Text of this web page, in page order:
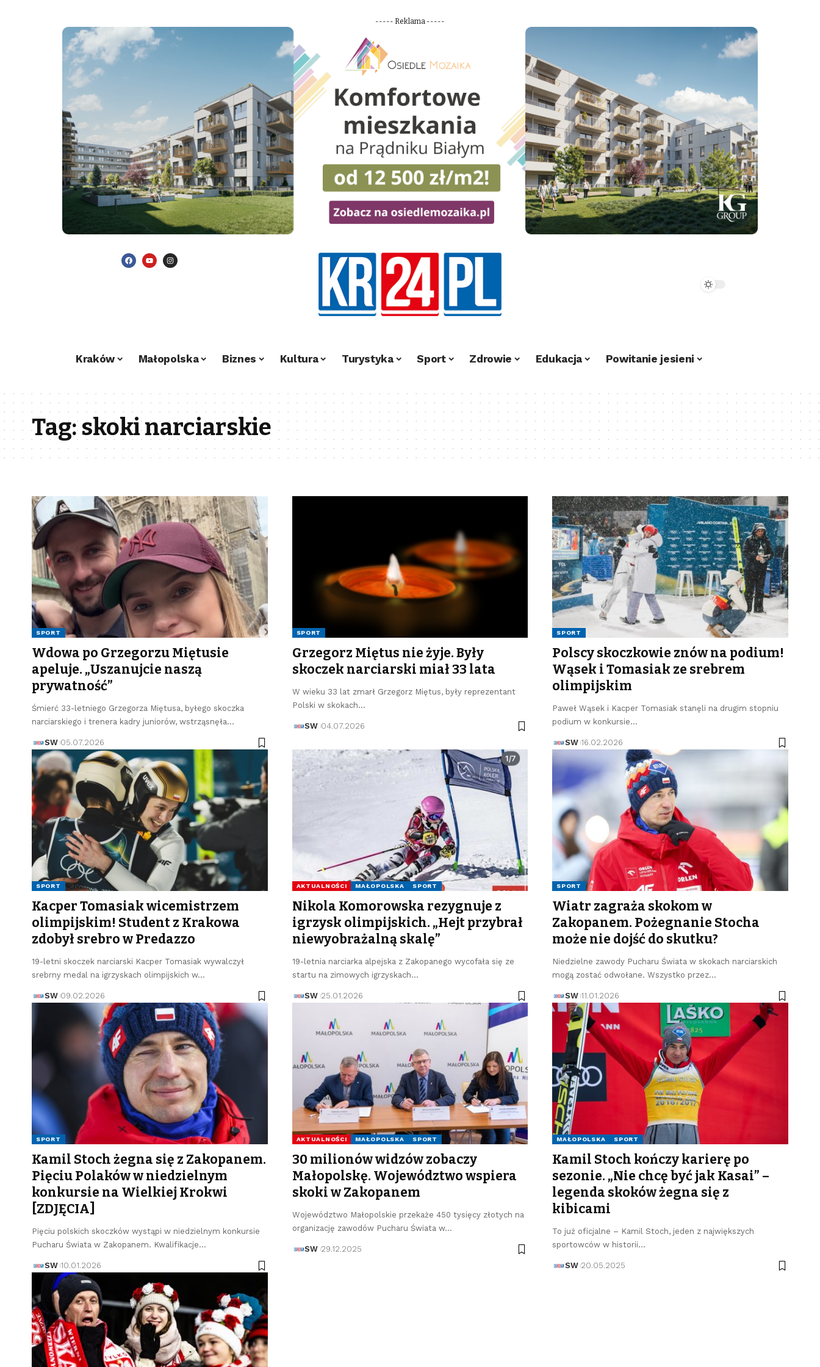
----- Reklama -----
Kraków Małopolska Biznes Kultura Turystyka Sport Zdrowie Edukacja Powitanie jesieni
Tag:skoki narciarskie
SPORT
Wdowa po Grzegorzu Miętusie
apeluje. „Uszanujcie naszą
prywatność”
Śmierć 33-letniego Grzegorza Miętusa, byłego skoczka
narciarskiego i trenera kadry juniorów, wstrząsnęła…
SW 05.07.2026
SPORT
Grzegorz Miętus nie żyje. Były
skoczek narciarski miał 33 lata
W wieku 33 lat zmarł Grzegorz Miętus, były reprezentant
Polski w skokach…
SW 04.07.2026
SPORT
Polscy skoczkowie znów na podium!
Wąsek i Tomasiak ze srebrem
olimpijskim
Paweł Wąsek i Kacper Tomasiak stanęli na drugim stopniu
podium w konkursie…
SW 16.02.2026
SPORT
Kacper Tomasiak wicemistrzem
olimpijskim! Student z Krakowa
zdobył srebro w Predazzo
19-letni skoczek narciarski Kacper Tomasiak wywalczył
srebrny medal na igrzyskach olimpijskich w…
SW 09.02.2026
AKTUALNOŚCI MAŁOPOLSKA SPORT
Nikola Komorowska rezygnuje z
igrzysk olimpijskich. „Hejt przybrał
niewyobrażalną skalę”
19-letnia narciarka alpejska z Zakopanego wycofała się ze
startu na zimowych igrzyskach…
SW 25.01.2026
SPORT
Wiatr zagraża skokom w
Zakopanem. Pożegnanie Stocha
może nie dojść do skutku?
Niedzielne zawody Pucharu Świata w skokach narciarskich
mogą zostać odwołane. Wszystko przez…
SW 11.01.2026
SPORT
Kamil Stoch żegna się z Zakopanem.
Pięciu Polaków w niedzielnym
konkursie na Wielkiej Krokwi
[ZDJĘCIA]
Pięciu polskich skoczków wystąpi w niedzielnym konkursie
Pucharu Świata w Zakopanem. Kwalifikacje…
SW 10.01.2026
AKTUALNOŚCI MAŁOPOLSKA SPORT
30 milionów widzów zobaczy
Małopolskę. Województwo wspiera
skoki w Zakopanem
Województwo Małopolskie przekaże 450 tysięcy złotych na
organizację zawodów Pucharu Świata w…
SW 29.12.2025
MAŁOPOLSKA SPORT
Kamil Stoch kończy karierę po
sezonie. „Nie chcę być jak Kasai” –
legenda skoków żegna się z
kibicami
To już oficjalne – Kamil Stoch, jeden z największych
sportowców w historii…
SW 20.05.2025